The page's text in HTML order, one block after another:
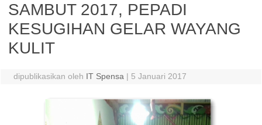
SAMBUT 2017, PEPADI
KESUGIHAN GELAR WAYANG
KULIT
dipublikasikan oleh IT Spensa | 5 Januari 2017